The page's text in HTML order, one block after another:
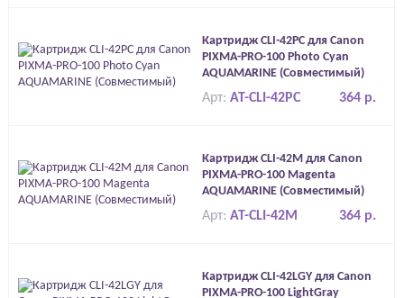
Картридж CLI-42PC для Canon
PIXMA-PRO-100 Photo Cyan
AQUAMARINE (Совместимый)
364 р.
Арт: AT-CLI-42PC
Картридж CLI-42M для Canon
PIXMA-PRO-100 Magenta
AQUAMARINE (Совместимый)
364 р.
Арт:AT-CLI-42M
Картридж CLI-42LGY для Canon
PIXMA-PRO-100 LightGray